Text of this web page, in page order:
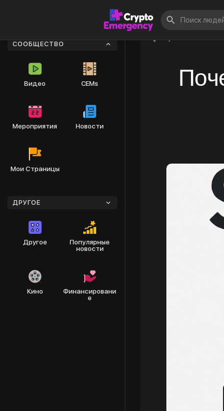
СООБЩЕСТВО
Видео CEMs
Мероприятия Новости
Мои Страницы
ДРУГОЕ
Другое
Популярные
новости
Кино
Финансировани
е